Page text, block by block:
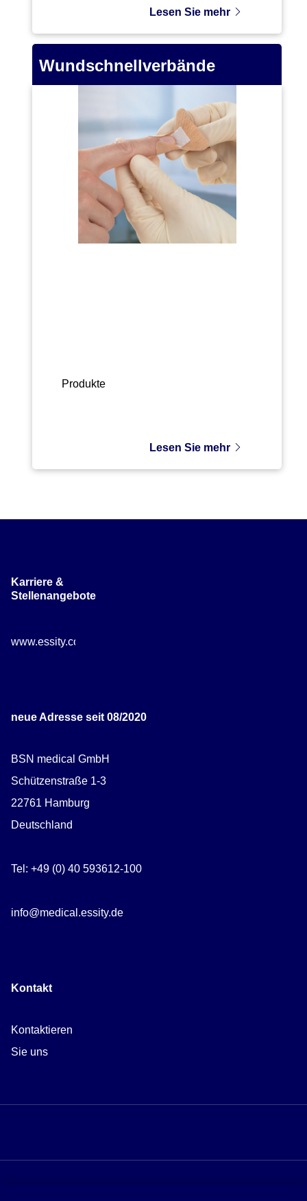
Lesen Sie mehr
Wundschnellverbände
Produkte
Lesen Sie mehr
Karriere &
Stellenangebote
www.essity.com/careers
neue Adresse seit 08/2020
BSN medical GmbH
Schützenstraße 1-3
22761 Hamburg
Deutschland
Tel: +49 (0) 40 593612-100
info@medical.essity.de
Kontakt
Kontaktieren
Sie uns